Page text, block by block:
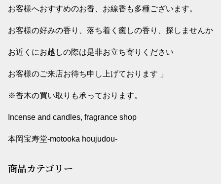
お客様へおすすめのお香、お線香も多種ございます。
お客様の好みの香り、落ち着く癒しの香り、探しませんか
お近くにお越しの際は是非お立ち寄りください
お客様のご来店お待ち申し上げております 」
※香木の買い取りも承っております。
Incense and candles, fragrance shop
本岡宝寿堂-motooka houjudou-
商品カテゴリー